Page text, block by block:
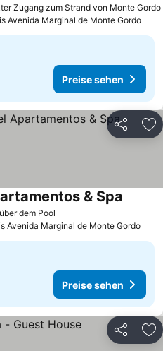
Zugang zum Strand von Monte Gordo
Avenida Marginal de Monte Gordo
Preise sehen
Teilen
dem Pool
& Spa
Avenida Marginal de Monte Gordo
Preise sehen
Teilen